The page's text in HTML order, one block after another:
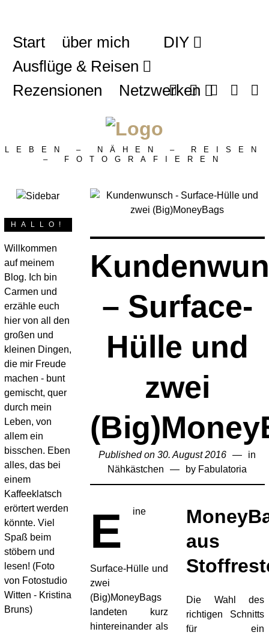
Start über mich
DIY
Ausflüge & Reisen
Rezensionen
Netzwerken
LEBEN – NÄHEN – REISEN
– FOTOGRAFIEREN
– Surface-
Hülle und
zwei
Published on 30. August 2016 2.
April
2020
in
Nähkästchen
by Fabulatoria
E ine
Surface-Hülle und
zwei
(Big)MoneyBags
landeten kurz
hintereinander als
aus
Die Wahl des
richtigen Schnitts
für ein
HALLO!
Willkommen
auf meinem
Blog. Ich bin
Carmen und
erzähle euch
hier von all den
großen und
kleinen Dingen,
die mir Freude
machen - bunt
gemischt, quer
durch mein
Leben, von
allem ein
bisschen. Eben
alles, das bei
einem
Kaffeeklatsch
erörtert werden
könnte. Viel
Spaß beim
stöbern und
lesen! (Foto
von Fotostudio
Witten - Kristina
Bruns)